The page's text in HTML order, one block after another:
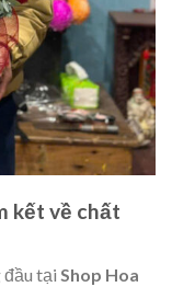
kết về chất
đầu tại Shop Hoa